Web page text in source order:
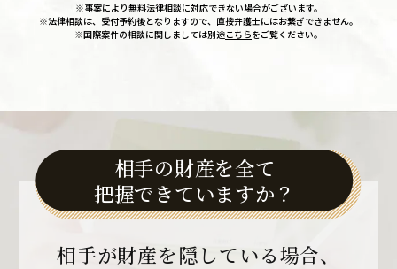
※事案により無料法律相談に対応できない場合がございます。
※法律相談は、受付予約後となりますので、 直接弁護士にはお繋ぎできません。
※国際案件の相談に関しましては別途こちらをご覧ください。
相手の財産を全て
把握できていますか？
相手が財産を隠している場合、